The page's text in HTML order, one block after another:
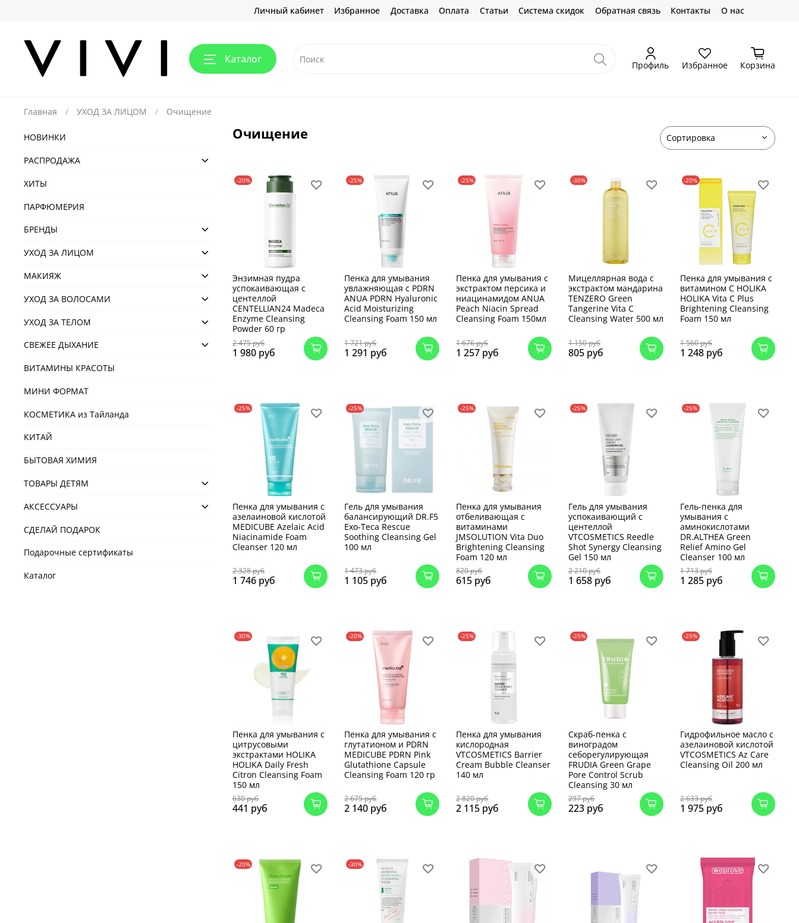
Личный кабинет Избранное Доставка Оплата Статьи Система скидок Обратная связь Контакты О нас
Каталог Профиль Избранное Корзина
Главная УХОД ЗА ЛИЦОМ Очищение
Очищение
-20%
Энзимная пудра
успокаивающая с
центеллой
CENTELLIAN24 Madeca
Enzyme Cleansing
Powder 60 гр
2 475 руб
1 980 руб
-25%
Пенка для умывания
увлажняющая с PDRN
ANUA PDRN Hyaluronic
Acid Moisturizing
Cleansing Foam 150 мл
1 721 руб
1 291 руб
-25%
Пенка для умывания с
экстрактом персика и
ниацинамидом ANUA
Peach Niacin Spread
Cleansing Foam 150мл
1 676 руб
1 257 руб
-30%
Мицеллярная вода с
экстрактом мандарина
TENZERO Green
Tangerine Vita C
Cleansing Water 500 мл
1 150 руб
805 руб
-20%
Пенка для умывания с
витамином С HOLIKA
HOLIKA Vita C Plus
Brightening Cleansing
Foam 150 мл
1 560 руб
1 248 руб
-25%
Пенка для умывания с
азелаиновой кислотой
MEDICUBE Azelaic Acid
Niacinamide Foam
Cleanser 120 мл
2 328 руб
1 746 руб
-25%
Гель для умывания
балансирующий DR.F5
Exo-Teca Rescue
Soothing Cleansing Gel
100 мл
1 473 руб
1 105 руб
-25%
Пенка для умывания
отбеливающая с
витаминами
JMSOLUTION Vita Duo
Brightening Cleansing
Foam 120 мл
820 руб
615 руб
-25%
Гель для умывания
успокаивающий с
центеллой
VTCOSMETICS Reedle
Shot Synergy Cleansing
Gel 150 мл
2 210 руб
1 658 руб
-25%
Гель-пенка для
умывания с
аминокислотами
DR.ALTHEA Green
Relief Amino Gel
Cleanser 100 мл
1 713 руб
1 285 руб
-30%
Пенка для умывания с
цитрусовыми
экстрактами HOLIKA
HOLIKA Daily Fresh
Citron Cleansing Foam
150 мл
630 руб
441 руб
-20%
Пенка для умывания с
глутатионом и PDRN
MEDICUBE PDRN Pink
Glutathione Capsule
Cleansing Foam 120 гр
2 675 руб
2 140 руб
-25%
Пенка для умывания
кислородная
VTCOSMETICS Barrier
Cream Bubble Cleanser
140 мл
2 820 руб
2 115 руб
-25%
Скраб-пенка с
виноградом
себорегулирующая
FRUDIA Green Grape
Pore Control Scrub
Cleansing 30 мл
297 руб
223 руб
-25%
Гидрофильное масло с
азелаиновой кислотой
VTCOSMETICS Az Care
Cleansing Oil 200 мл
2 633 руб
1 975 руб
-20% -30%
НОВИНКИ
РАСПРОДАЖА
ХИТЫ
ПАРФЮМЕРИЯ
БРЕНДЫ
УХОД ЗА ЛИЦОМ
МАКИЯЖ
УХОД ЗА ВОЛОСАМИ
УХОД ЗА ТЕЛОМ
СВЕЖЕЕ ДЫХАНИЕ
ВИТАМИНЫ КРАСОТЫ
МИНИ ФОРМАТ
КОСМЕТИКА из Тайланда
КИТАЙ
БЫТОВАЯ ХИМИЯ
ТОВАРЫ ДЕТЯМ
АКСЕСCУАРЫ
СДЕЛАЙ ПОДАРОК
Подарочные сертификаты
Каталог